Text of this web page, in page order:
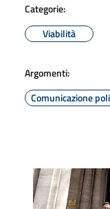
Categorie:
Viabilità
Argomenti:
Comunicazione